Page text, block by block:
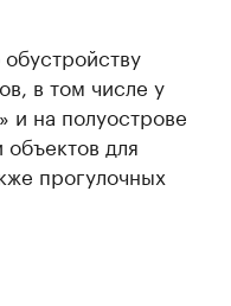
в том числе у
и на полуострове
для
прогулочных